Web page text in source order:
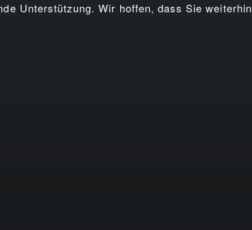
Unterstützung. Wir hoffen, dass Sie